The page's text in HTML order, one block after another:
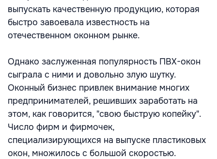
выпускать качественную продукцию, которая
быстро завоевала известность на
отечественном оконном рынке.
Однако заслуженная популярность ПВХ-окон
сыграла с ними и довольно злую шутку.
Оконный бизнес привлек внимание многих
предпринимателей, решивших заработать на
этом, как говорится, "свою быструю копейку".
Число фирм и фирмочек,
специализирующихся на выпуске пластиковых
окон, множилось с большой скоростью.